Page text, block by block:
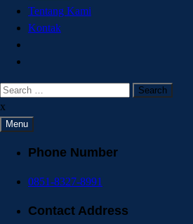
Tentang Kami
Kontak
x
Menu
Phone Number
0851-8327-8991
Contact Address